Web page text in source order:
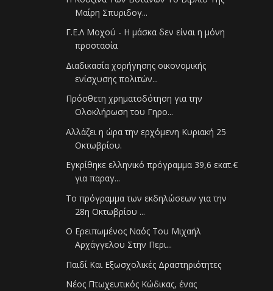
Μαίρη Σπυριδογ...
Γ.Ε.Λ Μοχού - Η μάσκα δεν είναι η μόνη
προστασία
Διαδικασία χορήγησης οικονομικής
ενίσχυσης πολιτών...
Πρόσθετη χρηματοδότηση για την
Ολοκλήρωση του Γηρο...
Αλλάζει η ώρα την ερχόμενη Κυριακή 25
Οκτωβρίου.
Εγκρίθηκε ελληνικό πρόγραμμα 39,6 εκατ.€
για παραγ...
Το πρόγραμμα των εκδηλώσεων για την
28η Οκτωβρίου ...
Ο Ερειπωμένος Ναός Του Μιχαήλ
Αρχάγγελου Στην Περι...
Παιδί Και Εξωσχολικές Δραστηριότητες
Νέος Πτωχευτικός Κώδικας, ένας